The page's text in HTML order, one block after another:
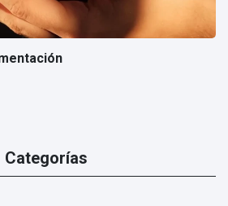
Categorías